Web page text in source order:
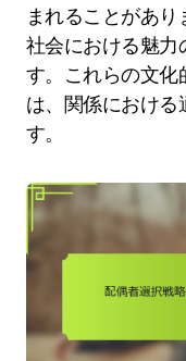
まれることがあ
社会における魅力
す。これらの文化
は、関係におけ
す。